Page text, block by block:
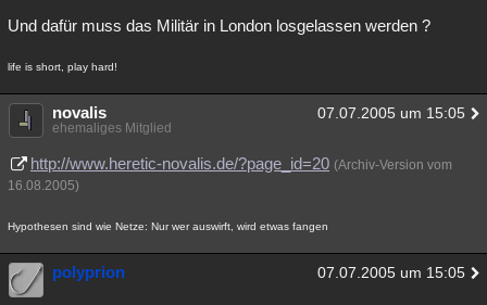
Und dafür muss das Militär in London losgelassen werden ?
life is short, play hard!
novalis 07.07.2005 um 15:05
ehemaliges Mitglied
http://www.heretic-novalis.de/?page_id=20 (Archiv-Version vom
16.08.2005)
Hypothesen sind wie Netze: Nur wer auswirft, wird etwas fangen
polyprion 07.07.2005 um 15:05